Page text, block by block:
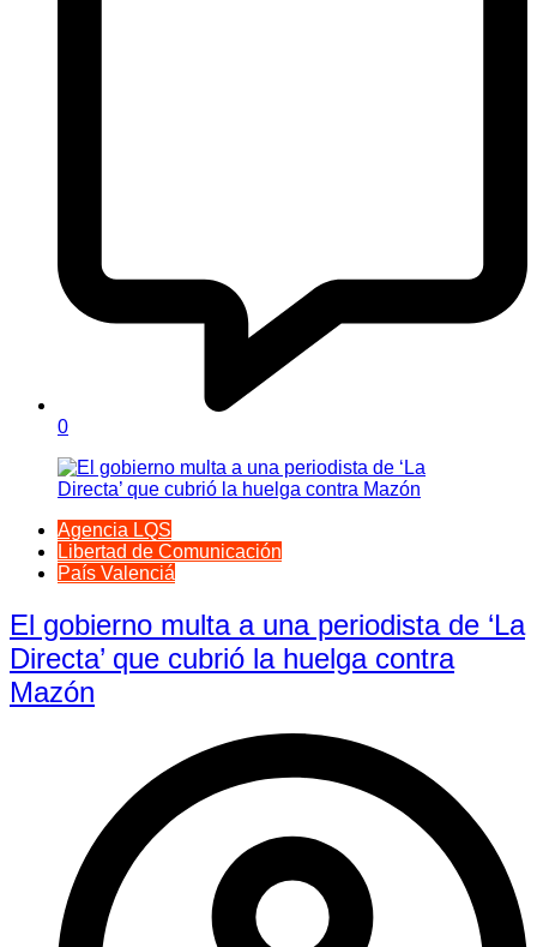
0
Agencia LQS
Libertad de Comunicación
País Valenciá
El gobierno multa a una periodista de ‘La
Directa’ que cubrió la huelga contra
Mazón